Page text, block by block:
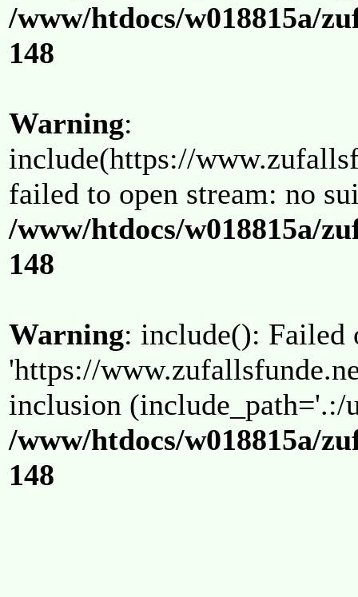
/www/htdocs/w018815a/
148
Warning:
include(https://
failed to open stream: no
/www/htdocs/w018815a/
148
Warning: include(): Failed
'https://
inclusion (include_path='.:/
/www/htdocs/w018815a/
148